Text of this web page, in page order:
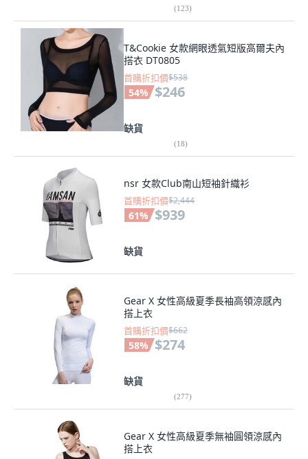
(123)
T&Cookie 女款網眼透氣短版高爾夫內
搭衣 DT0805
首購折扣價$538
54% $246
缺貨
(18)
nsr 女款Club南山短袖針織衫
首購折扣價$2,444
61% $939
缺貨
Gear X 女性高級夏季長袖高領涼感內
搭上衣
首購折扣價$662
58% $274
缺貨
(277)
Gear X 女性高級夏季無袖圓領涼感內
搭上衣